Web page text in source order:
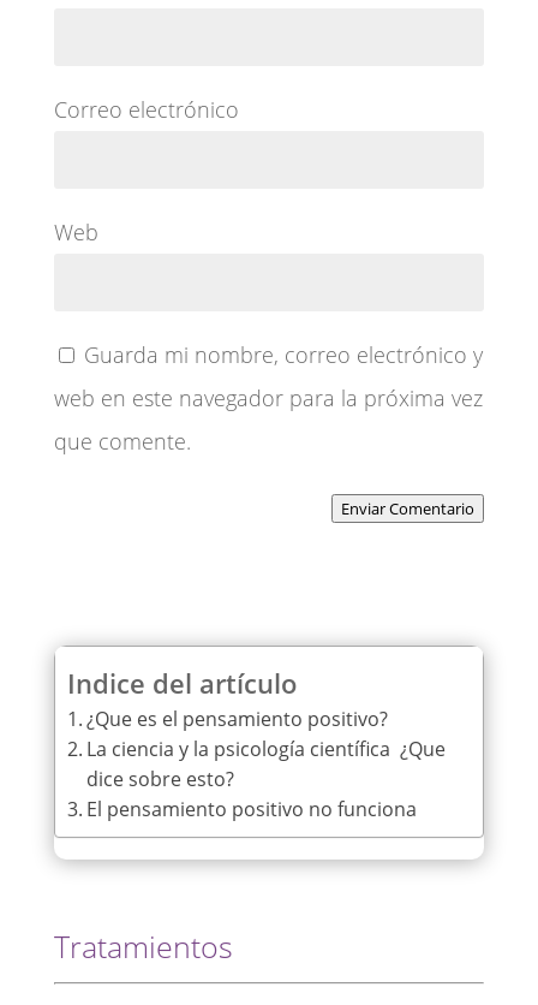
Correo electrónico
Web
Guarda mi nombre, correo electrónico y
web en este navegador para la próxima vez
que comente.
Enviar Comentario
Indice del artículo
¿Que es el pensamiento positivo?
La ciencia y la psicología científica ¿Que
dice sobre esto?
El pensamiento positivo no funciona
Tratamientos